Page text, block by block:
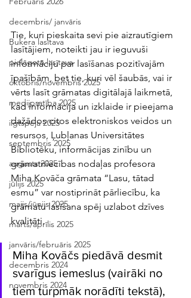
decembris/ janvāris
Bukera lasītava
pielāgotā lasītava
oktobris/novembris 2025
medijpratība 2025
ilgtspēja 2025
septembris 2025
augusts 2025
jūlijs 2025
maijs/jūnijs 2025
marts/aprīlis 2025
janvāris/februāris 2025
decembris 2024
novembris 2024
Tie, kuri pieskaita sevi pie aizrautīgiem
lasītājiem, noteikti jau ir ieguvuši
informāciju par lasīšanas pozitīvajām
īpašībām, bet tie, kuri vēl šaubās, vai ir
vērts lasīt grāmatas digitālajā laikmetā,
kad informācija un izklaide ir pieejama
dažādos citos elektroniskos veidos un
resursos, Ļubļanas Universitātes
Bibliotēku, informācijas zinību un
grāmatniecības nodaļas profesora
Miha Kovāča grāmata “Lasu, tātad
esmu” var nostiprināt pārliecību, ka
grāmatu lasīšana spēj uzlabot dzīves
kvalitāti.
Miha Kovāčs piedāvā desmit
svarīgus iemeslus (vairāki no
tiem turpmāk norādīti tekstā),